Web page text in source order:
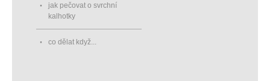
jak pečovat o svrchní
kalhotky
co dělat když...